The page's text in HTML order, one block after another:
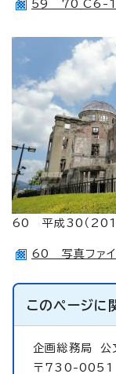
59 70_C6-1-
60 平成30（
60 写真ファ
このページに
企画総務局公
〒730-0051